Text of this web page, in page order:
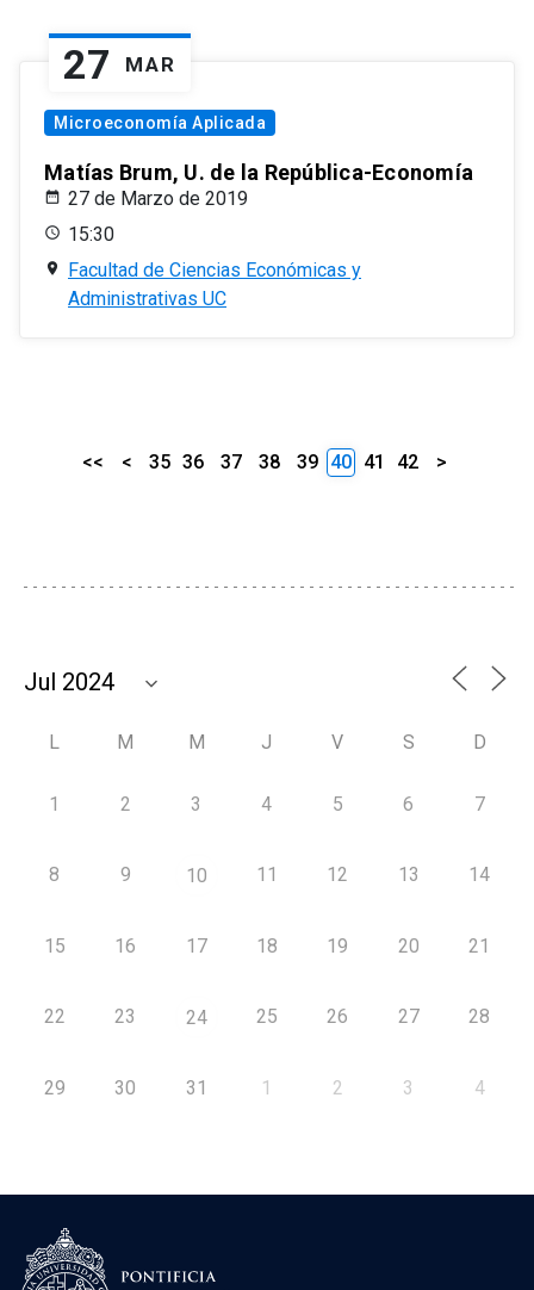
27 MAR
Microeconomía Aplicada
Matías Brum, U. de la República-Economía
27 de Marzo de 2019
15:30
Facultad de Ciencias Económicas y
Administrativas UC
<< < 35 36 37 38 39 40 41 42 >
L M M J V S D
1 2 3 4 5 6 7
8 9 10 11 12 13 14
15 16 17 18 19 20 21
22 23 24 25 26 27 28
29 30 31 1 2 3 4